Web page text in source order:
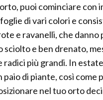
puoi cominciare con
di vari colori e
e ravanelli, che danno
e ben drenato,
radici più grandi. In
di piante, così come
nel tuo orto